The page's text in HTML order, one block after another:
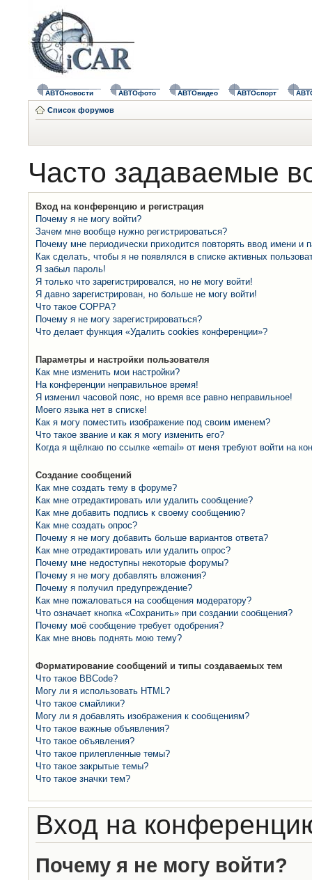
АВТОновости АВТОфото АВТОвидео АВТОспорт
Список форумов
Часто задаваемые
Вход на конференцию и регистрация
Почему я не могу войти?
Зачем мне вообще нужно регистрироваться?
Почему мне периодически приходится повторять ввод имени и
Как сделать, чтобы я не появлялся в списке активных
Я забыл пароль!
Я только что зарегистрировался, но не могу войти!
Я давно зарегистрирован, но больше не могу войти!
Что такое COPPA?
Почему я не могу зарегистрироваться?
Что делает функция «Удалить cookies конференции»?
Параметры и настройки пользователя
Как мне изменить мои настройки?
На конференции неправильное время!
Я изменил часовой пояс, но время все равно неправильное!
Моего языка нет в списке!
Как я могу поместить изображение под своим именем?
Что такое звание и как я могу изменить его?
Когда я щёлкаю по ссылке «email» от меня требуют войти на
Создание сообщений
Как мне создать тему в форуме?
Как мне отредактировать или удалить сообщение?
Как мне добавить подпись к своему сообщению?
Как мне создать опрос?
Почему я не могу добавить больше вариантов ответа?
Как мне отредактировать или удалить опрос?
Почему мне недоступны некоторые форумы?
Почему я не могу добавлять вложения?
Почему я получил предупреждение?
Как мне пожаловаться на сообщения модератору?
Что означает кнопка «Сохранить» при создании сообщения?
Почему моё сообщение требует одобрения?
Как мне вновь поднять мою тему?
Форматирование сообщений и типы создаваемых тем
Что такое BBCode?
Могу ли я использовать HTML?
Что такое смайлики?
Могу ли я добавлять изображения к сообщениям?
Что такое важные объявления?
Что такое объявления?
Что такое прилепленные темы?
Что такое закрытые темы?
Что такое значки тем?
Вход на
Почему я не могу войти?